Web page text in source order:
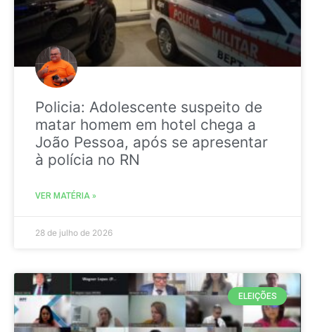
Policia: Adolescente suspeito de
matar homem em hotel chega a
João Pessoa, após se apresentar
à polícia no RN
VER MATÉRIA »
28 de julho de 2026
ELEIÇÕES